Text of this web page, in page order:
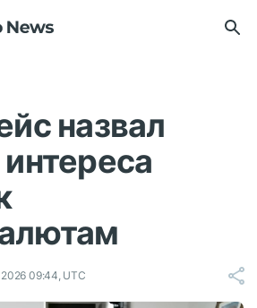
назвал
09:44, UTC